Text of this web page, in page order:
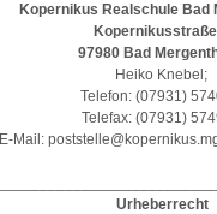
Kopernikus Realschule Bad
97980 Bad
Heiko Knebel;
Telefon: (07931)
Telefax: (07931)
E-Mail:
Urheberrecht